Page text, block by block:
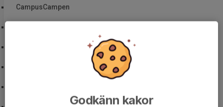
CampusCampen
Godkänn kakor